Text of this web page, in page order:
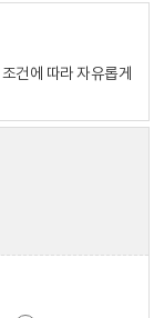
조건에 따라 자유롭게